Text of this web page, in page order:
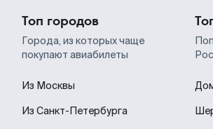
Топ городов
Города, из которых чаще
покупают авиабилеты
Из Москвы
Из Санкт-Петербурга